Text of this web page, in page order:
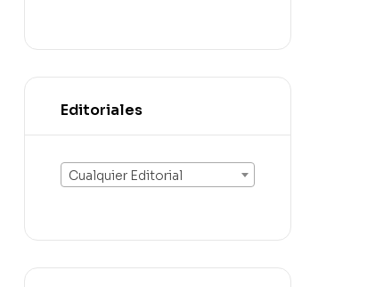
Editoriales
Cualquier Editorial